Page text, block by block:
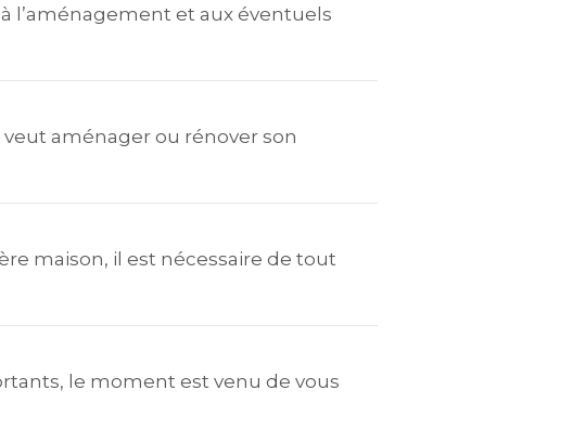
l’aménagement et aux éventuels
veut aménager ou rénover son
maison, il est nécessaire de tout
le moment est venu de vous